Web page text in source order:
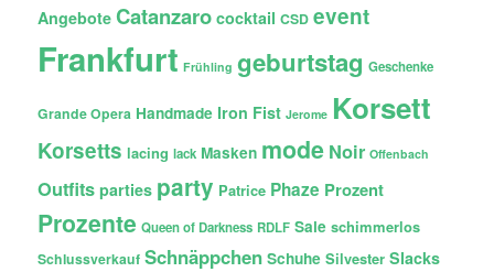
Angebote Catanzaro cocktail CSD event
Frankfurt Frühling geburtstag Geschenke
Grande Opera Handmade Iron Fist Jerome Korsett
Korsetts lacing lack Masken mode Noir Offenbach
Outfits parties party Patrice Phaze Prozent
Prozente Queen of Darkness RDLF Sale schimmerlos
Schlussverkauf Schnäppchen Schuhe Silvester Slacks